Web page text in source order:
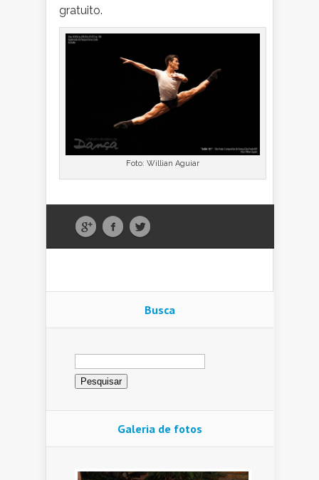
gratuito.
Foto: Willian Aguiar
Busca
Pesquisar
por:
Galeria de fotos